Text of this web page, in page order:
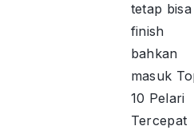
tetap bisa
finish
bahkan
masuk
10 Pelari
Tercepat